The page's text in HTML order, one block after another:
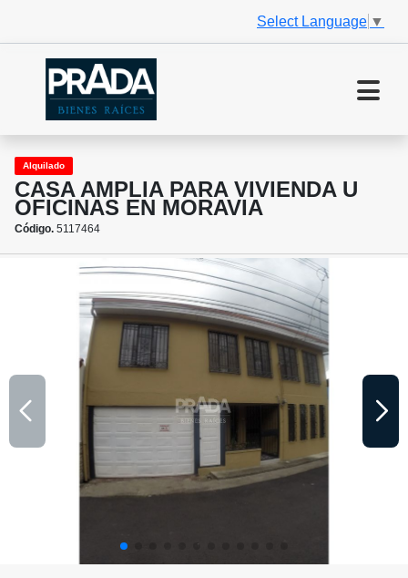
Select Language ▼
Alquilado
CASA AMPLIA PARA VIVIENDA U
OFICINAS EN MORAVIA
Código. 5117464